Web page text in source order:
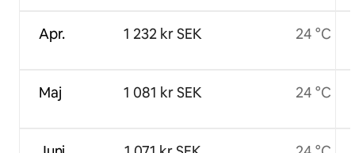
Apr.
Maj
1 232 kr SEK
1 081 kr SEK
24 °C
24 °C